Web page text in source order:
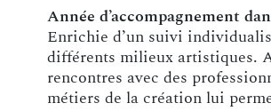
Année d’accompagnement
Enrichie d’un suivi
différents milieux artistiques.
rencontres avec des
métiers de la création lui